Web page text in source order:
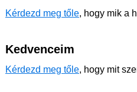
Kérdezd meg tőle, hogy mik a
Kedvenceim
Kérdezd meg tőle, hogy mit